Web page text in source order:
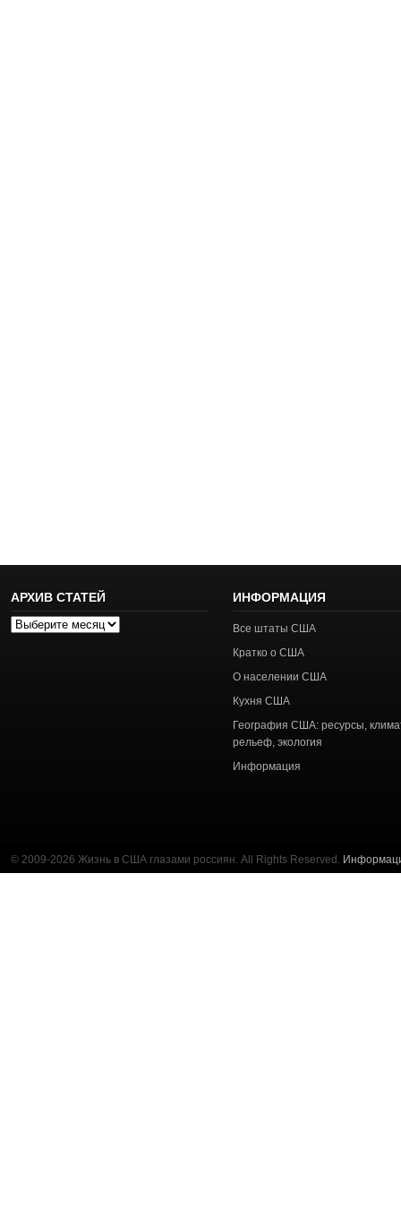
АРХИВ СТАТЕЙ
Архив
ИНФОРМАЦИЯ
Все штаты США
Кратко о США
О населении США
Кухня США
География США: ресурсы,
рельеф, экология
Информация
© 2009-2026 Жизнь в США глазами россиян. All Rights Reserved.